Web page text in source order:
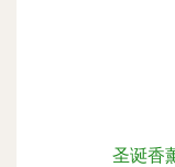
圣诞香